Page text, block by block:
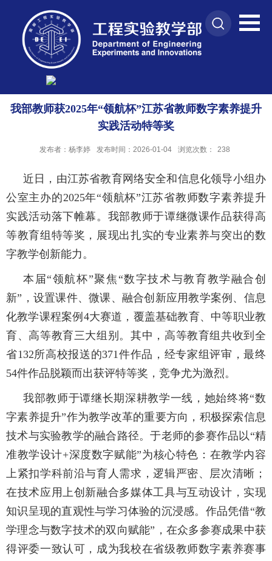
我部教师获2025年“领航杯”江苏省教师数字素养提升
实践活动特等奖
发布者：杨李婷 发布时间：2026-01-04 浏览次数： 238
近日，由江苏省教育网络安全和信息化领导小组办
公室主办的2025年“领航杯”江苏省教师数字素养提升
实践活动落下帷幕。我部教师于谭继微课作品获得高
等教育组特等奖，展现出扎实的专业素养与突出的数
字教学创新能力。
本届“领航杯”聚焦“数字技术与教育教学融合创
新”，设置课件、微课、融合创新应用教学案例、信息
化教学课程案例 4大赛道，覆盖基础教育、中等职业教
育、高等教育三大组别。其中，高等教育组共收到全
省132所高校报送的371件作品，经专家组评审，最终
54件作品脱颖而出获评特等奖，竞争尤为激烈。
我部教师于谭继长期深耕教学一线，她始终将“数
字素养提升”作为教学改革的重要方向，积极探索信息
技术与实验教学的融合路径。于老师的参赛作品以“精
准教学设计+深度数字赋能”为核心特色：在教学内容
上紧扣学科前沿与育人需求，逻辑严密、层次清晰；
在技术应用上创新融合多媒体工具与互动设计，实现
知识呈现的直观性与学习体验的沉浸感。作品凭借“教
学理念与数字技术的双向赋能”，在众多参赛成果中获
得评委一致认可，成为我校在省级教师数字素养赛事